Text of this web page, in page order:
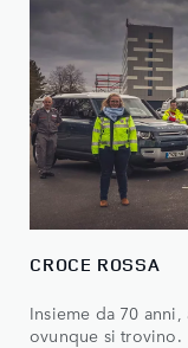
CROCE ROSSA
Insieme da 70
ovunque si trovino.